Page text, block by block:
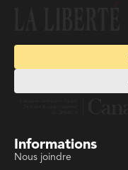
Informations
Nous joindre